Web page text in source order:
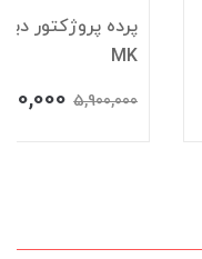
پرده پروژکتور
MK
5,900,000